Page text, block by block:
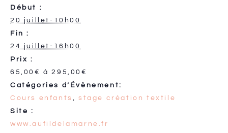
Début :
20 juillet-10h00
Fin :
24 juillet-16h00
Prix :
65,00€ à 295,00€
Catégories d’Évènement:
Cours enfants ,stage création textile
Site :
www.aufildelamarne.fr